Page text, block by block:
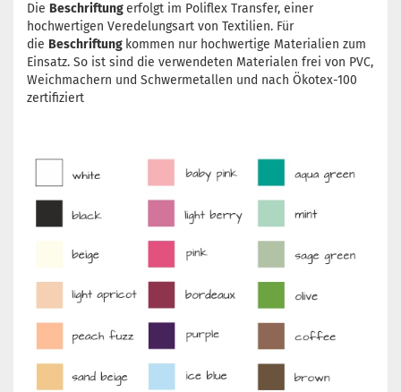
Die Beschriftungerfolgt im Poliflex Transfer, einer
hochwertigen Veredelungsart von Textilien. Für
die Beschriftung kommen nur hochwertige Materialien zum
Einsatz. So ist sind die verwendeten Materialen frei von PVC,
Weichmachern und Schwermetallen und nach Ökotex-100
zertifiziert